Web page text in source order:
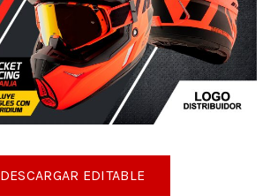
DESCARGAR EDITABLE